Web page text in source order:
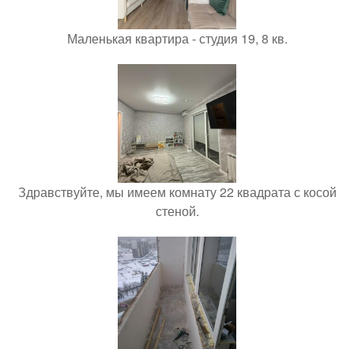
Маленькая квартира - студия 19, 8 кв.
Здравствуйте, мы имеем комнату 22 квадрата с косой
стеной.